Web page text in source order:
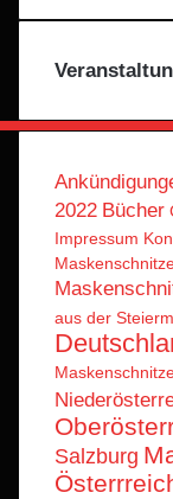
2022 Bücher
Impressum
aus der
Salzburg